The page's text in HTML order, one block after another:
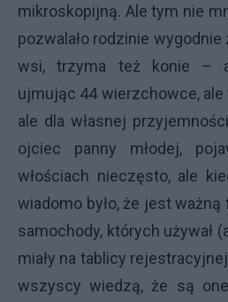
mikroskopijną. Ale tym nie
pozwalało rodzinie wygodnie
wsi, trzyma też konie –
ujmując 44 wierzchowce, ale
ale dla własnej
ojciec panny młodej,
włościach nieczęsto, ale
wiadomo było, że jest
samochody, których używał
miały na tablicy
wszyscy wiedzą, że są